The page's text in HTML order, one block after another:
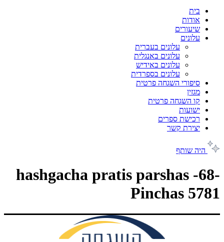
בית
אודות
שיעורים
עלונים
עלונים בעברית
עלונים באנגלית
עלונים באידיש
עלונים בספרדית
סיפורי השגחה פרטית
מגזין
קו השגחה פרטית
ישועות
רכישת ספרים
יצירת קשר
היה שותף
-68- hashgacha pratis parshas
Pinchas 5781